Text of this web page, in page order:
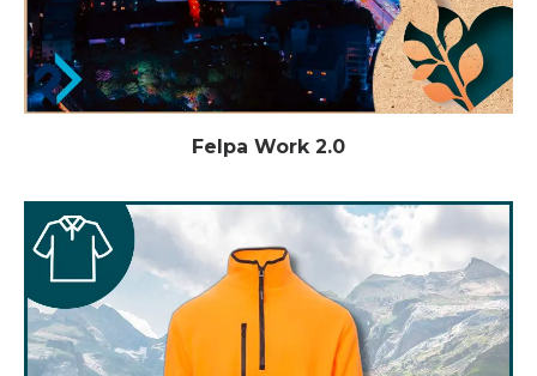
Felpa Work 2.0